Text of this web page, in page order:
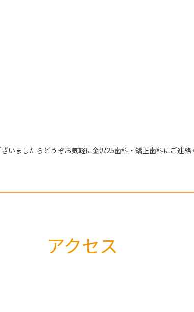
いましたらどうぞお気軽に金沢25歯科・矯正歯科にご連絡
アクセス